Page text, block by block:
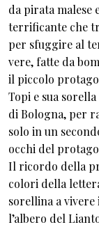
da pirata malese
terrificante che
per sfuggire al
vere, fatte da
il piccolo
Topi e sua
di Bologna, per
solo in un
occhi del
Il ricordo della
colori della
sorellina a
l’albero del